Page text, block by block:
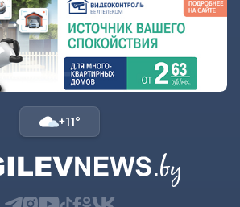
+11°